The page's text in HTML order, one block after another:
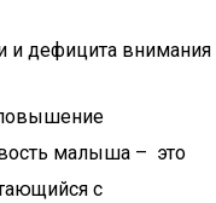
и дефицита внимания
малыша – это
с